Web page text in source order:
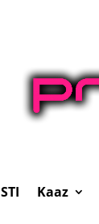
STI Kaaz